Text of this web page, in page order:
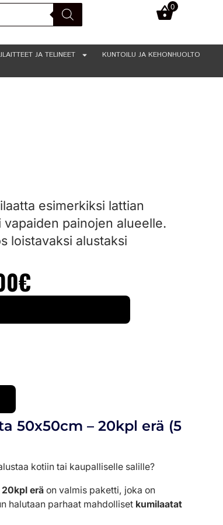
0
JA TELINEET
KUNTOILU JA KEHONHUOLTO
esimerkiksi lattian
painojen alueelle.
loistavaksi alustaksi
€
50x50cm – 20kpl erä (5
kotiin tai kaupalliselle salille?
erä on valmis paketti, joka on
halutaan parhaat mahdolliset kumilaatat